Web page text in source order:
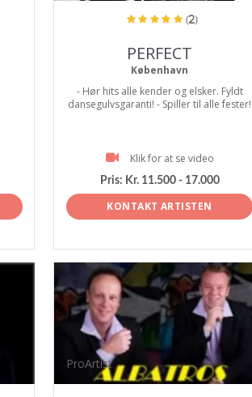
(2)
PERFECT
København
- Hør hits alle kender og elsker. Fyldt
dansegulvsgaranti! - Spiller til alle fester!
Klik for at se video
Pris: Kr. 11.500 - 17.000
KONTAKT ARTISTEN
ProArtist